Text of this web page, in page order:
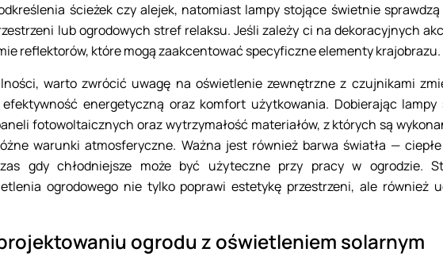
ścieżek czy alejek, natomiast lampy stojące świetnie
lub ogrodowych stref relaksu. Jeśli zależy ci na dekoracyjnych
reflektorów, które mogą zaakcentować specyficzne elementy krajobrazu.
warto zwrócić uwagę na oświetlenie zewnętrzne z czujnikami
energetyczną oraz komfort użytkowania. Dobierając lampy
fotowoltaicznych oraz wytrzymałość materiałów, z których są
warunki atmosferyczne. Ważna jest również barwa światła —
gdy chłodniejsze może być użyteczne przy pracy w ogrodzie.
ogrodowego nie tylko poprawi estetykę przestrzeni, ale również
ogrodu z oświetleniem solarnym